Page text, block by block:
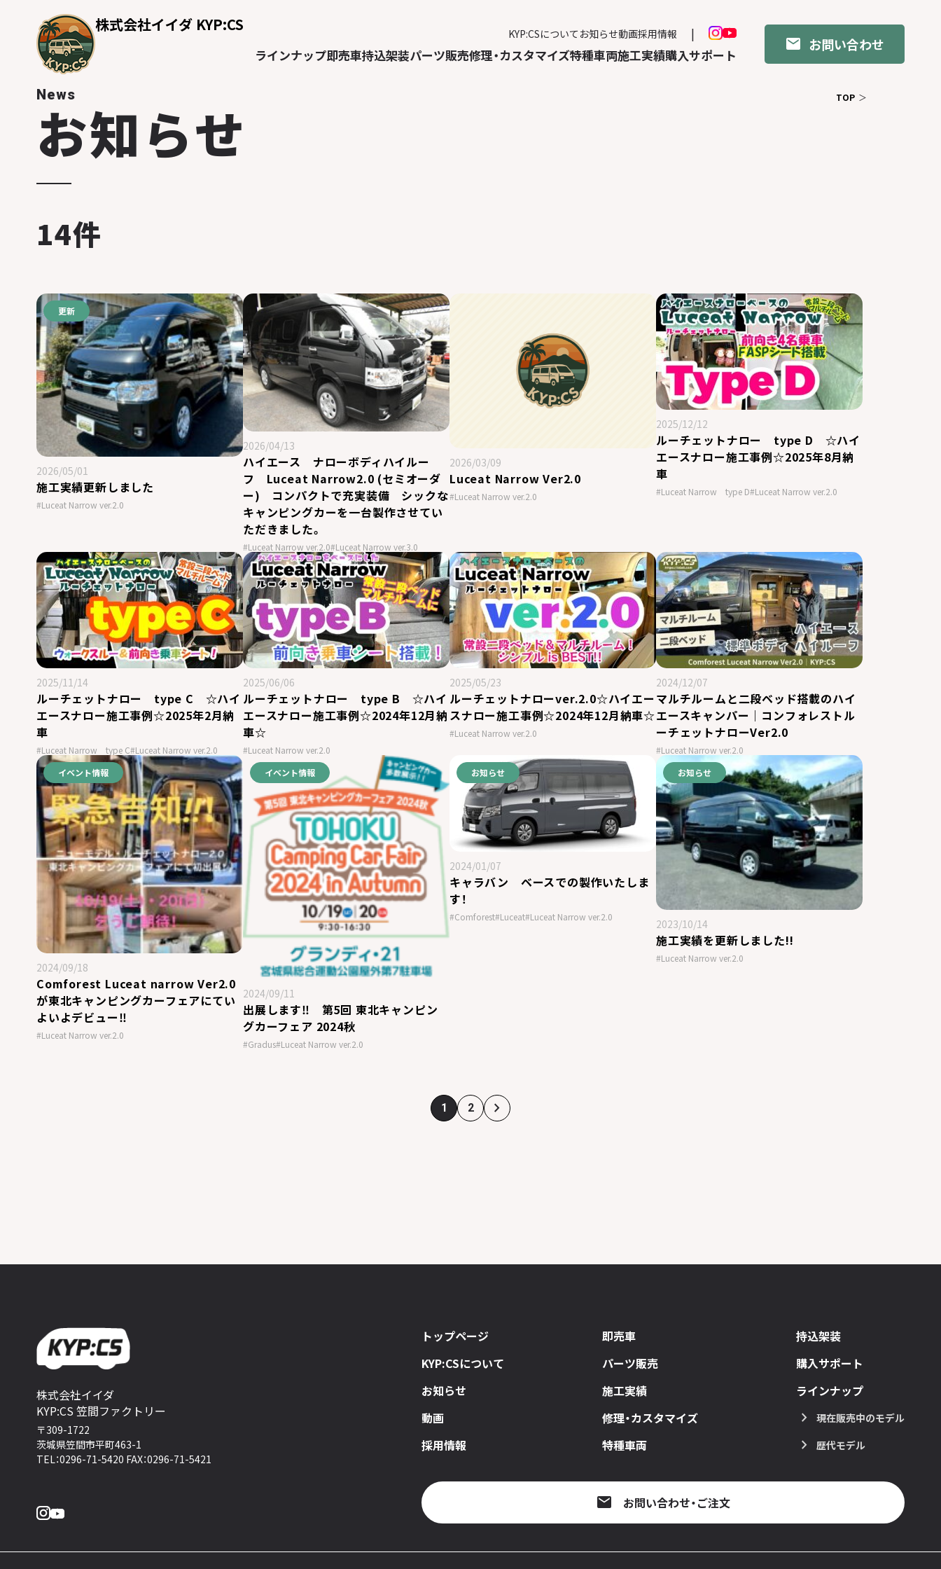
株式会社イイダ KYP:CS
ラインナップ即売車持込架装パーツ販売修理・カスタマイズ特種車両施工実績購入サポート
KYP:CSについて お知らせ動画採用情報
お問い合わせ
News TOP
お知らせ
14件
更新
2026/05/01
施工実績更新しました
#Luceat Narrow ver.2.0
2026/04/13
ハイエース ナローボディハイルー
フ Luceat Narrow2.0 (セミオーダ
ー) コンパクトで充実装備 シックな
キャンピングカーを一台製作させてい
ただきました。
#Luceat Narrow ver.2.0#Luceat Narrow ver.3.0
2026/03/09
Luceat Narrow Ver2.0
#Luceat Narrow ver.2.0
2025/12/12
ルーチェットナロー type D ☆ハイ
エースナロー施工事例☆2025年8月納
車
#Luceat Narrow type D#Luceat Narrow ver.2.0
2025/11/14
ルーチェットナロー type C ☆ハイ
エースナロー施工事例☆2025年2月納
車
#Luceat Narrow type C#Luceat Narrow ver.2.0
2025/06/06
ルーチェットナロー type B ☆ハイ
エースナロー施工事例☆2024年12月納
車☆
#Luceat Narrow ver.2.0
2025/05/23
ルーチェットナローver.2.0☆ハイエー
スナロー施工事例☆2024年12月納車☆
#Luceat Narrow ver.2.0
2024/12/07
マルチルームと二段ベッド搭載のハイ
エースキャンパー｜コンフォレストル
ーチェットナローVer2.0
#Luceat Narrow ver.2.0
イベント情報
2024/09/18
Comforest Luceat narrow Ver2.0
が東北キャンピングカーフェアにてい
よいよデビュー‼
#Luceat Narrow ver.2.0
イベント情報
2024/09/11
出展します‼ 第5回 東北キャンピン
グカーフェア 2024秋
#Gradus#Luceat Narrow ver.2.0
お知らせ
2024/01/07
キャラバン ベースでの製作いたしま
す！
#Comforest#Luceat#Luceat Narrow ver.2.0
お知らせ
2023/10/14
施工実績を更新しました!!
#Luceat Narrow ver.2.0
1 2
株式会社イイダ
KYP:CS 笠間ファクトリー
〒309-1722
茨城県笠間市平町463-1
TEL：0296-71-5420 FAX：0296-71-5421
トップページ
KYP:CSについて
お知らせ
動画
採用情報
即売車
パーツ販売
施工実績
修理・カスタマイズ
特種車両
持込架装
購入サポート
ラインナップ
現在販売中のモデル
歴代モデル
お問い合わせ・ご注文